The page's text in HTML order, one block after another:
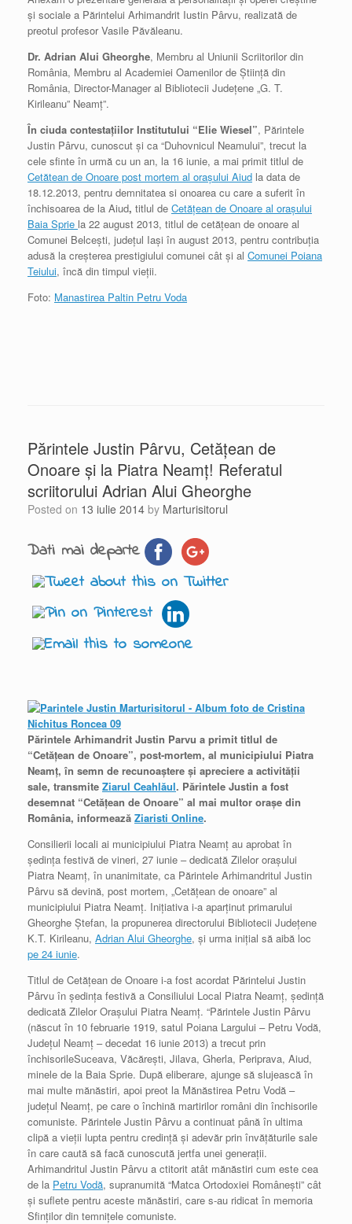
şi sociale a Părintelui Arhimandrit Iustin Pârvu, realizată de
preotul profesor Vasile Păvăleanu.
Dr. Adrian Alui Gheorghe, Membru al Uniunii Scriitorilor din
România, Membru al Academiei Oamenilor de Ştiinţă din
România, Director-Manager al Bibliotecii Judeţene „G. T.
Kirileanu” Neamţ”.
În ciuda contestaţiilor Institutului “Elie Wiesel”, Părintele
Justin Pârvu, cunoscut şi ca “Duhovnicul Neamului”, trecut la
cele sfinte în urmă cu un an, la 16 iunie, a mai primit titlul de
Cetătean de Onoare post mortem al orașului Aiud la data de
18.12.2013, pentru demnitatea si onoarea cu care a suferit în
închisoarea de la Aiud, titlul de Cetăţean de Onoare al oraşului
Baia Sprie la 22 august 2013, titlul de cetăţean de onoare al
Comunei Belceşti, judeţul Iaşi în august 2013, pentru contribuţia
adusă la creşterea prestigiului comunei cât şi al Comunei Poiana
Teiului, încă din timpul vieţii.
Foto: Manastirea Paltin Petru Voda
Părintele Justin Pârvu, Cetăţean de
Onoare şi la Piatra Neamţ! Referatul
scriitorului Adrian Alui Gheorghe
Posted on 13 iulie 2014 by Marturisitorul
Dati mai departe
Părintele Arhimandrit Justin Parvu a primit titlul de
“Cetăţean de Onoare”, post-mortem, al municipiului Piatra
Neamţ, în semn de recunoaştere şi apreciere a activităţii
sale, transmite Ziarul Ceahlăul. Părintele Justin a fost
desemnat “Cetăţean de Onoare” al mai multor oraşe din
România, informează Ziaristi Online.
Consilierii locali ai municipiului Piatra Neamţ au aprobat în
şedinţa festivă de vineri, 27 iunie – dedicată Zilelor oraşului
Piatra Neamţ, în unanimitate, ca Părintele Arhimandritul Justin
Pârvu să devină, post mortem, „Cetăţean de onoare” al
municipiului Piatra Neamţ. Iniţiativa i-a aparţinut primarului
Gheorghe Ştefan, la propunerea directorului Bibliotecii Judeţene
K.T. Kirileanu, Adrian Alui Gheorghe, şi urma iniţial să aibă loc
pe 24 iunie.
Titlul de Cetăţean de Onoare i-a fost acordat Părintelui Justin
Pârvu în şedinţa festivă a Consiliului Local Piatra Neamţ, şedinţă
dedicată Zilelor Oraşului Piatra Neamţ. “Părintele Justin Pârvu
(născut în 10 februarie 1919, satul Poiana Largului – Petru Vodă,
Judeţul Neamţ – decedat 16 iunie 2013) a trecut prin
închisorileSuceava, Văcăreşti, Jilava, Gherla, Periprava, Aiud,
minele de la Baia Sprie. După eliberare, ajunge să slujească în
mai multe mănăstiri, apoi preot la Mănăstirea Petru Vodă –
judeţul Neamţ, pe care o închină martirilor români din închisorile
comuniste. Părintele Justin Pârvu a continuat până în ultima
clipă a vieţii lupta pentru credinţă şi adevăr prin învăţăturile sale
în care caută să facă cunoscută jertfa unei generaţii.
Arhimandritul Justin Pârvu a ctitorit atât mănăstiri cum este cea
de la Petru Vodă, supranumită “Matca Ortodoxiei Româneşti” cât
şi suflete pentru aceste mănăstiri, care s-au ridicat în memoria
Sfinţilor din temniţele comuniste.